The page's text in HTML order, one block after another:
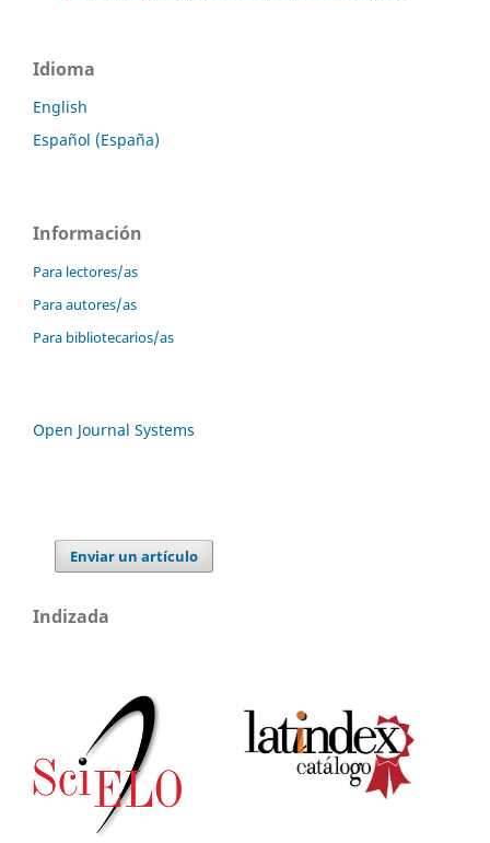
Idioma
English
Español (España)
Información
Para lectores/as
Para autores/as
Para bibliotecarios/as
Open Journal Systems
Enviar un artículo
Indizada